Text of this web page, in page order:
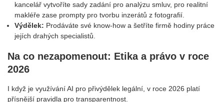
kancelář vytvoříte sady zadání pro analýzu smluv, pro realitní
makléře zase prompty pro tvorbu inzerátů z fotografií.
Výdělek: Prodáváte své know-how a šetříte firmě hodiny práce
jejích drahých specialistů.
Na co nezapomenout: Etika a právo v roce
2026
I když je využívání AI pro přivýdělek legální, v roce 2026 platí
přísnější pravidla pro transparentnost.